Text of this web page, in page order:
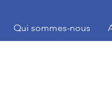
Qui sommes-nous